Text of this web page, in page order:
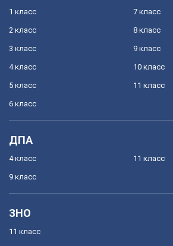
1 класс
2 класс
3 класс
4 класс
5 класс
6 класс
7 класс
8 класс
9 класс
10 класс
11 класс
ДПА
4 класс
9 класс
11 класс
ЗНО
11 класс